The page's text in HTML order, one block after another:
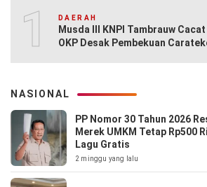
10DAERAH
Musda III KNPI Tambrauw
OKP Desak Pembekuan
NASIONAL
PP Nomor 30 Tahun 2026
Merek UMKM Tetap Rp500
Lagu Gratis
2 minggu yang lalu